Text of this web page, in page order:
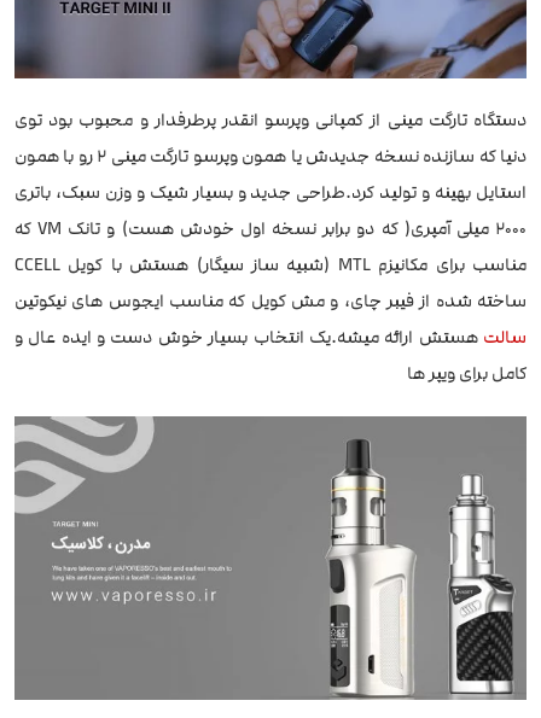
دستگاه تارگت مینی از کمپانی وپرسو انقدر پرطرفدار و محبوب بود توی
دنیا که سازنده نسخه جدیدش یا همون وپرسو تارگت مینی 2 رو با همون
استایل بهینه و تولید کرد.طراحی جدید و بسیار شیک و وزن سبک، باتری
2000 میلی آمپری( که دو برابر نسخه اول خودش هست) و تانک VM که
مناسب برای مکانیزم MTL (شبیه ساز سیگار) هستش با کویل CCELL
ساخته شده از فیبر چای، و مش کویل که مناسب ایجوس های نیکوتین
سالت هستش ارائه میشه.یک انتخاب بسیار خوش دست و ایده عال و
کامل برای ویپر ها